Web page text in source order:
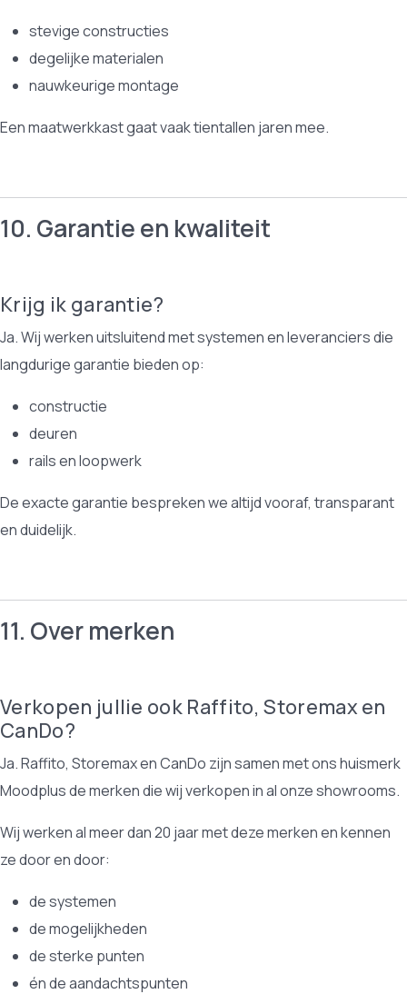
stevige constructies
degelijke materialen
nauwkeurige montage
Een maatwerkkast gaat vaak tientallen jaren mee.
10. Garantie en kwaliteit
Krijg ik garantie?
Ja. Wij werken uitsluitend met systemen en leveranciers die
langdurige garantie bieden op:
constructie
deuren
rails en loopwerk
De exacte garantie bespreken we altijd vooraf, transparant
en duidelijk.
11. Over merken
Verkopen jullie ook Raffito, Storemax en
CanDo?
Ja. Raffito, Storemax en CanDo zijn samen met ons huismerk
Moodplus de merken die wij verkopen in al onze showrooms.
Wij werken al meer dan 20 jaar met deze merken en kennen
ze door en door:
de systemen
de mogelijkheden
de sterke punten
én de aandachtspunten